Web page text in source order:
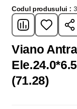
Codul produsului :
Viano
(71.28)